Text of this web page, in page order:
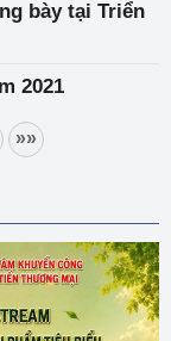
bày tại Triển
2021
»»